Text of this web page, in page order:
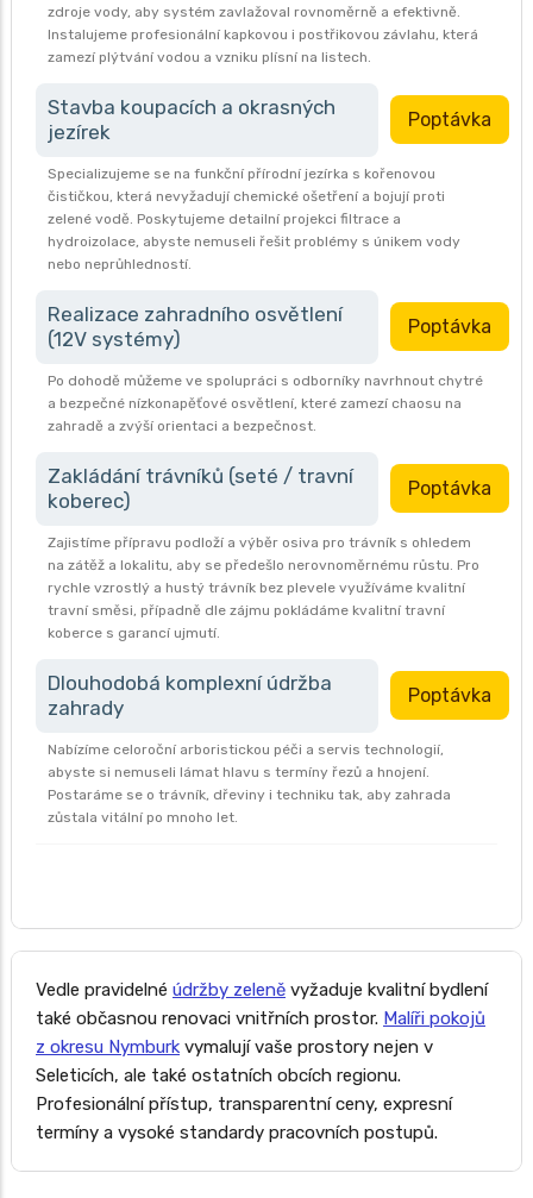
zdroje vody, aby systém zavlažoval rovnoměrně a efektivně.
Instalujeme profesionální kapkovou i postřikovou závlahu, která
zamezí plýtvání vodou a vzniku plísní na listech.
Stavba koupacích a okrasných
jezírek
Poptávka
Specializujeme se na funkční přírodní jezírka s kořenovou
čističkou, která nevyžadují chemické ošetření a bojují proti
zelené vodě. Poskytujeme detailní projekci filtrace a
hydroizolace, abyste nemuseli řešit problémy s únikem vody
nebo neprůhledností.
Realizace zahradního osvětlení
(12V systémy)
Poptávka
Po dohodě můžeme ve spolupráci s odborníky navrhnout chytré
a bezpečné nízkonapěťové osvětlení, které zamezí chaosu na
zahradě a zvýší orientaci a bezpečnost.
Zakládání trávníků (seté / travní
koberec)
Poptávka
Zajistíme přípravu podloží a výběr osiva pro trávník s ohledem
na zátěž a lokalitu, aby se předešlo nerovnoměrnému růstu. Pro
rychle vzrostlý a hustý trávník bez plevele využíváme kvalitní
travní směsi, případně dle zájmu pokládáme kvalitní travní
koberce s garancí ujmutí.
Dlouhodobá komplexní údržba
zahrady
Poptávka
Nabízíme celoroční arboristickou péči a servis technologií,
abyste si nemuseli lámat hlavu s termíny řezů a hnojení.
Postaráme se o trávník, dřeviny i techniku tak, aby zahrada
zůstala vitální po mnoho let.
Vedle pravidelné údržby zeleně vyžaduje kvalitní bydlení
také občasnou renovaci vnitřních prostor. Malíři pokojů
z okresu Nymburk vymalují vaše prostory nejen v
Seleticích, ale také ostatních obcích regionu.
Profesionální přístup, transparentní ceny, expresní
termíny a vysoké standardy pracovních postupů.